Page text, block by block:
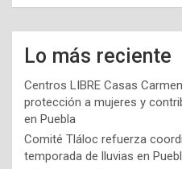
Lo más reciente
Centros LIBRE Casas
protección a mujeres y
en Puebla
Comité Tláloc refuerza
temporada de lluvias en